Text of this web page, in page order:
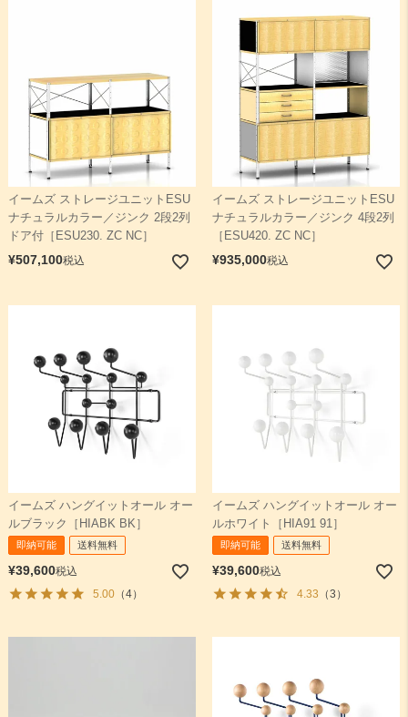
イームズ ストレージユニットESU
ナチュラルカラー／ジンク 2段2列
ドア付［ESU230. ZC NC］
¥507,100税込
イームズ ストレージユニットESU
ナチュラルカラー／ジンク 4段2列
［ESU420. ZC NC］
¥935,000税込
イームズ ハングイットオール オー
ルブラック［HIABK BK］
即納可能 送料無料
¥39,600税込
5.00（4）
イームズ ハングイットオール オー
ルホワイト［HIA91 91］
即納可能 送料無料
¥39,600税込
4.33 （3）